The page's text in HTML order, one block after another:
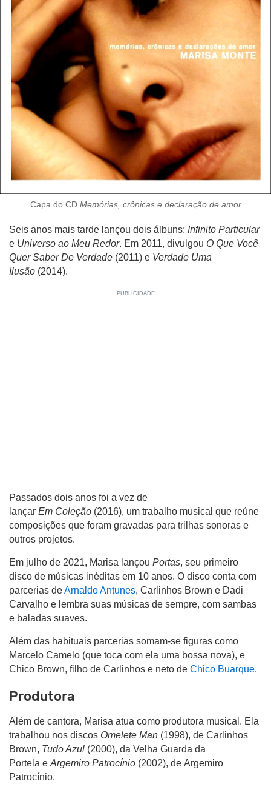
Capa do CD Memórias, crônicas e declaração de amor
Seis anos mais tarde lançou dois álbuns: Infinito Particular
e Universo ao Meu Redor. Em 2011, divulgou O Que Você
Quer Saber De Verdade (2011) e Verdade Uma
Ilusão (2014).
Passados dois anos foi a vez de
lançar Em Coleção (2016), um trabalho musical que reúne
composições que foram gravadas para trilhas sonoras e
outros projetos.
Em julho de 2021, Marisa lançou Portas, seu primeiro
disco de músicas inéditas em 10 anos. O disco conta com
parcerias deArnaldo Antunes, Carlinhos Brown e Dadi
Carvalho e lembra suas músicas de sempre, com sambas
e baladas suaves.
Além das habituais parcerias somam-se figuras como
Marcelo Camelo (que toca com ela uma bossa nova), e
Chico Brown, filho de Carlinhos e neto de Chico Buarque.
Produtora
Além de cantora, Marisa atua como produtora musical. Ela
trabalhou nos discos Omelete Man (1998), de Carlinhos
Brown, Tudo Azul (2000), da Velha Guarda da
Portela e Argemiro Patrocínio (2002), de Argemiro
Patrocínio.